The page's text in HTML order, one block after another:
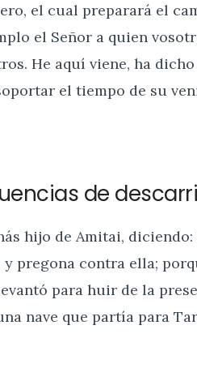
el cual preparará el
el Señor a quien
He aquí viene, ha dicho
el tiempo de su
de
hijo de Amitai, diciendo:
pregona contra ella;
para huir de la
nave que partía para